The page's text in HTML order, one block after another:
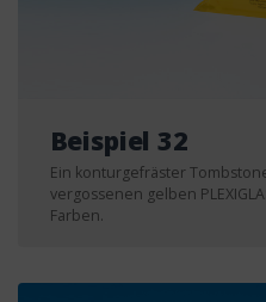
Beispiel 32
Ein konturgefräster
vergossenen gelben
Farben.